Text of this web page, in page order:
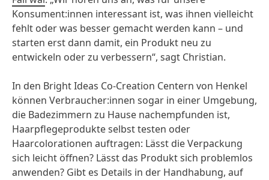
Konsument:innen interessant ist, was ihnen vielleicht
fehlt oder was besser gemacht werden kann – und
starten erst dann damit, ein Produkt neu zu
entwickeln oder zu verbessern“, sagt Christian.
In den Bright Ideas Co-Creation Centern von Henkel
können Verbraucher:innen sogar in einer Umgebung,
die Badezimmern zu Hause nachempfunden ist,
Haarpflegeprodukte selbst testen oder
Haarcolorationen auftragen: Lässt die Verpackung
sich leicht öffnen? Lässt das Produkt sich problemlos
anwenden? Gibt es Details in der Handhabung, auf